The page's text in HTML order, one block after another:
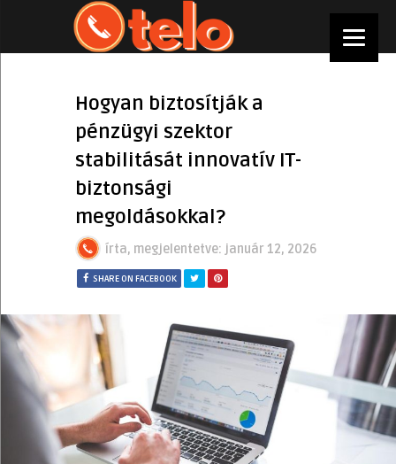
Hogyan biztosítják a
pénzügyi szektor
stabilitását innovatív IT-
biztonsági
megoldásokkal?
írta, megjelentetve: január 12, 2026
SHARE ON FACEBOOK